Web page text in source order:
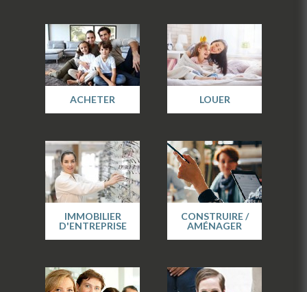
ACHETER LOUER
IMMOBILIER
D'ENTREPRISE
CONSTRUIRE /
AMÉNAGER